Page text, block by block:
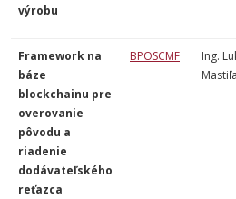
výrobu
Framework na
báze
blockchainu pre
overovanie
pôvodu a
riadenie
dodávateľského
reťazca
BPOSCMF
Ing.